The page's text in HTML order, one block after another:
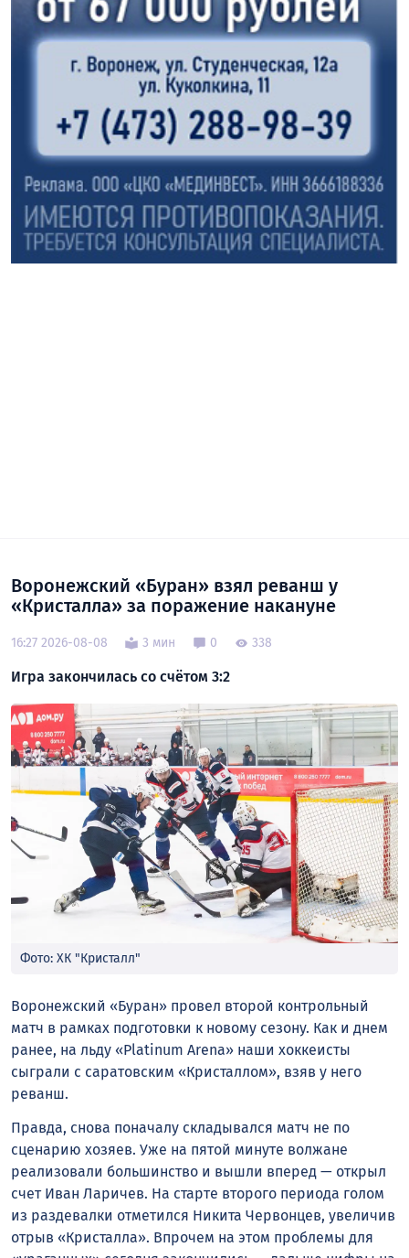
Воронежский «Буран» взял реванш у
«Кристалла» за поражение накануне
16:27 2026-08-08 3 мин 0 338
Игра закончилась со счётом 3:2
Фото: ХК "Кристалл"
Воронежский «Буран» провел второй контрольный
матч в рамках подготовки к новому сезону. Как и днем
ранее, на льду «Platinum Arena» наши хоккеисты
сыграли с саратовским «Кристаллом», взяв у него
реванш.
Правда, снова поначалу складывался матч не по
сценарию хозяев. Уже на пятой минуте волжане
реализовали большинство и вышли вперед — открыл
счет Иван Ларичев. На старте второго периода голом
из раздевалки отметился Никита Червонцев, увеличив
отрыв «Кристалла». Впрочем на этом проблемы для